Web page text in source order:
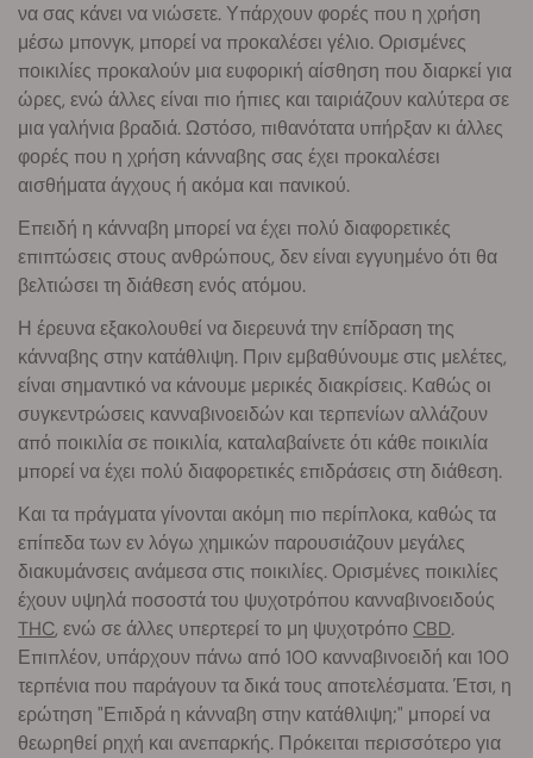
να σας κάνει να νιώσετε. Υπάρχουν φορές που η χρήση
μέσω μπονγκ, μπορεί να προκαλέσει γέλιο. Ορισμένες
ποικιλίες προκαλούν μια ευφορική αίσθηση που διαρκεί για
ώρες, ενώ άλλες είναι πιο ήπιες και ταιριάζουν καλύτερα σε
μια γαλήνια βραδιά. Ωστόσο, πιθανότατα υπήρξαν κι άλλες
φορές που η χρήση κάνναβης σας έχει προκαλέσει
αισθήματα άγχους ή ακόμα και πανικού.
Επειδή η κάνναβη μπορεί να έχει πολύ διαφορετικές
επιπτώσεις στους ανθρώπους, δεν είναι εγγυημένο ότι θα
βελτιώσει τη διάθεση ενός ατόμου.
Η έρευνα εξακολουθεί να διερευνά την επίδραση της
κάνναβης στην κατάθλιψη. Πριν εμβαθύνουμε στις μελέτες,
είναι σημαντικό να κάνουμε μερικές διακρίσεις. Καθώς οι
συγκεντρώσεις κανναβινοειδών και τερπενίων αλλάζουν
από ποικιλία σε ποικιλία, καταλαβαίνετε ότι κάθε ποικιλία
μπορεί να έχει πολύ διαφορετικές επιδράσεις στη διάθεση.
Και τα πράγματα γίνονται ακόμη πιο περίπλοκα, καθώς τα
επίπεδα των εν λόγω χημικών παρουσιάζουν μεγάλες
διακυμάνσεις ανάμεσα στις ποικιλίες. Ορισμένες ποικιλίες
έχουν υψηλά ποσοστά του ψυχοτρόπου κανναβινοειδούς
THC, ενώ σε άλλες υπερτερεί το μη ψυχοτρόπο CBD.
Επιπλέον, υπάρχουν πάνω από 100 κανναβινοειδή και 100
τερπένια που παράγουν τα δικά τους αποτελέσματα. Έτσι, η
ερώτηση "Επιδρά η κάνναβη στην κατάθλιψη;" μπορεί να
θεωρηθεί ρηχή και ανεπαρκής. Πρόκειται περισσότερο για